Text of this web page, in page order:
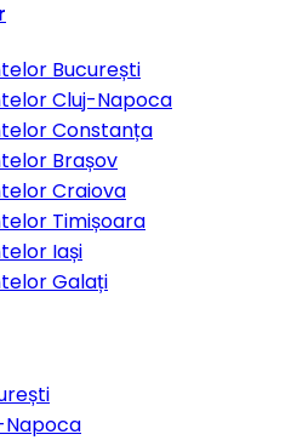
București
Cluj-Napoca
Constanța
Brașov
Craiova
Timișoara
Iași
Galați
Napoca